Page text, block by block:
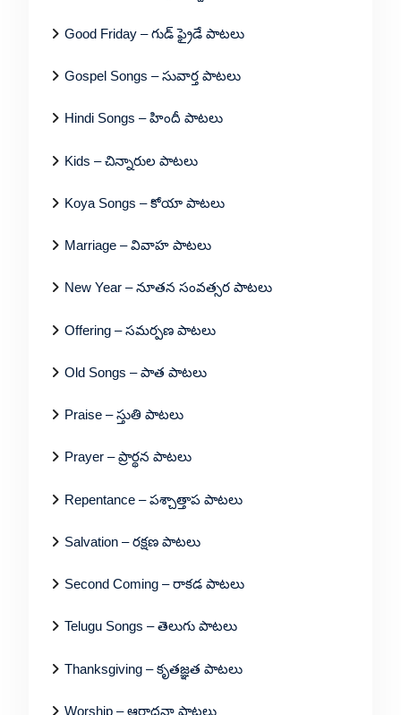
Good Friday – గుడ్ ఫ్రైడే పాటలు
Gospel Songs – సువార్త పాటలు
Hindi Songs – హిందీ పాటలు
Kids – చిన్నారుల పాటలు
Koya Songs – కోయా పాటలు
Marriage – వివాహ పాటలు
New Year – నూతన సంవత్సర పాటలు
Offering – సమర్పణ పాటలు
Old Songs – పాత పాటలు
Praise – స్తుతి పాటలు
Prayer – ప్రార్థన పాటలు
Repentance – పశ్చాత్తాప పాటలు
Salvation – రక్షణ పాటలు
Second Coming – రాకడ పాటలు
Telugu Songs – తెలుగు పాటలు
Thanksgiving – కృతజ్ఞత పాటలు
Worship – ఆరాధనా పాటలు